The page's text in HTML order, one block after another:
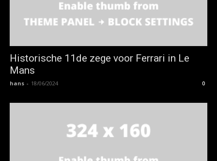
Historische 11de zege voor Ferrari in Le
Mans
hans - 18/06/2024 0